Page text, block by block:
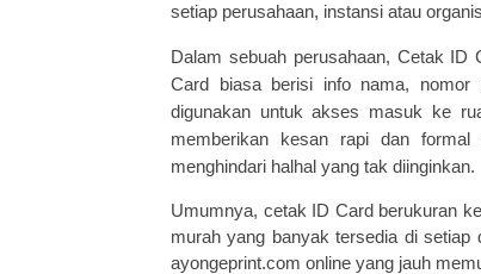
setiap perusahaan, instansi atau
Dalam sebuah perusahaan, Cetak ID
Card biasa berisi info nama,
digunakan untuk akses masuk ke
memberikan kesan rapi dan
menghindari hal­hal yang tak diinginkan.
Umumnya, cetak ID Cardberukuran
murah yang banyak tersedia di setiap
ayongeprint.com online yang jauh